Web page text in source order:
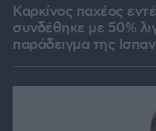
Καρκίνος παχέος
συνδέθηκε με 50%
παράδειγμα της